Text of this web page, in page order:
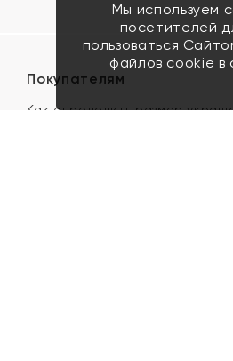
Покупателям
Как определить размер
Мы используем
посетителей
пользоваться
файлов cookie в